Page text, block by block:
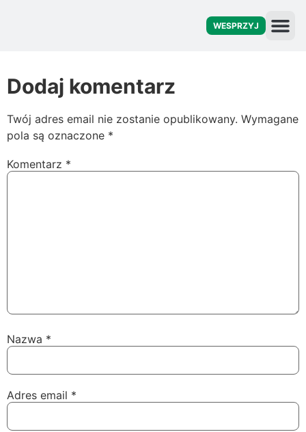
WESPRZYJ
Dodaj komentarz
Twój adres email nie zostanie opublikowany. Wymagane
pola są oznaczone *
Komentarz *
Nazwa *
Adres email *